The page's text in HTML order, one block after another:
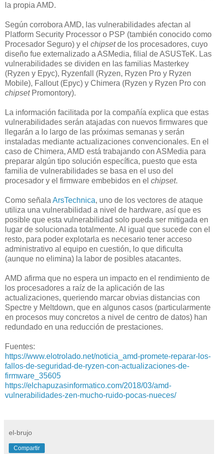
la propia AMD.
Según corrobora AMD, las vulnerabilidades afectan al
Platform Security Processor o PSP (también conocido como
Procesador Seguro) y el chipsetde los procesadores, cuyo
diseño fue externalizado a ASMedia, filial de ASUSTeK. Las
vulnerabilidades se dividen en las familias Masterkey
(Ryzen y Epyc), Ryzenfall (Ryzen, Ryzen Pro y Ryzen
Mobile), Fallout (Epyc) y Chimera (Ryzen y Ryzen Pro con
chipsetPromontory).
La información facilitada por la compañía explica que estas
vulnerabilidades serán atajadas con nuevos firmwares que
llegarán a lo largo de las próximas semanas y serán
instaladas mediante actualizaciones convencionales. En el
caso de Chimera, AMD está trabajando con ASMedia para
preparar algún tipo solución específica, puesto que esta
familia de vulnerabilidades se basa en el uso del
procesador y el firmware embebidos en el chipset.
Como señala ArsTechnica, uno de los vectores de ataque
utiliza una vulnerabilidad a nivel de hardware, así que es
posible que esta vulnerabilidad solo pueda ser mitigada en
lugar de solucionada totalmente. Al igual que sucede con el
resto, para poder explotarla es necesario tener acceso
administrativo al equipo en cuestión, lo que dificulta
(aunque no elimina) la labor de posibles atacantes.
AMD afirma que no espera un impacto en el rendimiento de
los procesadores a raíz de la aplicación de las
actualizaciones, queriendo marcar obvias distancias con
Spectre y Meltdown, que en algunos casos (particularmente
en procesos muy concretos a nivel de centro de datos) han
redundado en una reducción de prestaciones.
Fuentes:
https://www.elotrolado.net/noticia_amd-promete-reparar-los-
fallos-de-seguridad-de-ryzen-con-actualizaciones-de-
firmware_35605
https://elchapuzasinformatico.com/2018/03/amd-
vulnerabilidades-zen-mucho-ruido-pocas-nueces/
el-brujo
Compartir